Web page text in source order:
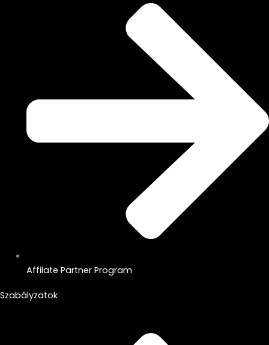
Affilate Partner Program
Szabályzatok